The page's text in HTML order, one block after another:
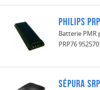
Philips
Batterie PMR
PRP76
Sépura